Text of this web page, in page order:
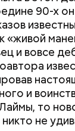
90-х
«живой
и вовсе
и
то
не